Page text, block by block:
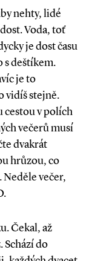
nehty, lidé
Voda, toť
je dost času
s deštíkem.
je to
vidíš stejně.
cestou v polích
večerů musí
dvakrát
hrůzou, co
večer,
Čekal, až
Schází do